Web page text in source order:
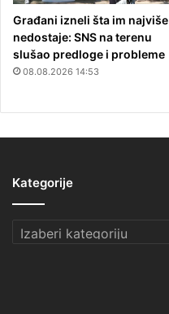
Građani izneli šta im najviše
nedostaje: SNS na terenu
slušao predloge i probleme
08.08.2026 14:53
Kategorije
Kategorije